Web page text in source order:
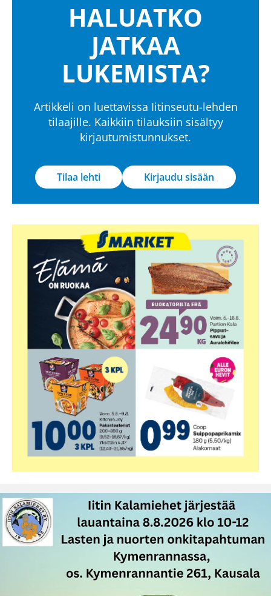
HALUATKO
JATKAA
LUKEMISTA?
Artikkeli on luettavissa Iitinseutu-lehden
tilaajille. Kaikkiin tilauksiin sisältyy
kirjautumistunnukset.
Tilaa lehti Kirjaudu sisään